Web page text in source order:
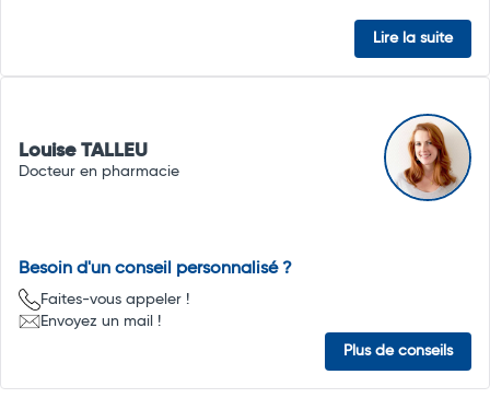
Lire la suite
Louise TALLEU
Docteur en pharmacie
Besoin d'un conseil personnalisé ?
Faites-vous appeler !
Envoyez un mail !
Plus de conseils